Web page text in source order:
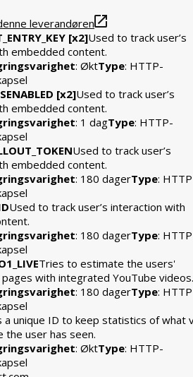
leverandøren
[x2]Used to track user’s
embedded content.
: ØktType: HTTP-
[x2]Used to track user’s
embedded content.
: 1 dagType: HTTP-
Used to track user’s
embedded content.
: 180 dagerType:
Used to track user’s interaction with
: 180 dagerType:
Tries to estimate the users'
with integrated YouTube videos.
: 180 dagerType:
a unique ID to keep statistics of what
the user has seen.
: ØktType: HTTP-